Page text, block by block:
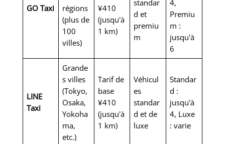
GO Taxi
régions
(plus de
100
villes)
¥410
(jusqu'à
1 km)
standar
d et
premiu
m
4,
Premiu
m :
jusqu'à
6
LINE
Taxi
Grande
s villes
(Tokyo,
Osaka,
Yokoha
ma,
etc.)
Tarif de
base
¥410
(jusqu'à
1 km)
Véhicul
es
standar
d et de
luxe
Standar
d :
jusqu'à
4, Luxe
: varie